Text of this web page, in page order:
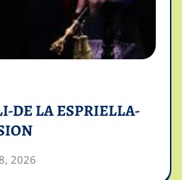
DE LA ESPRIELLA-
2026